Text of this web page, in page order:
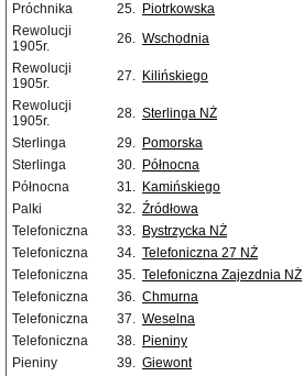
Próchnika
25. Piotrkowska
Rewolucji
1905r.
26. Wschodnia
Rewolucji
1905r.
27. Kilińskiego
Rewolucji
1905r.
28. Sterlinga NŻ
Sterlinga 29. Pomorska
Sterlinga
30. Północna
Północna
31. Kamińskiego
Palki
32. Źródłowa
Telefoniczna
33. Bystrzycka NŻ
Telefoniczna
34. Telefoniczna 27 NŻ
Telefoniczna
35. Telefoniczna Zajezdnia NŻ
Telefoniczna
36. Chmurna
Telefoniczna
37. Weselna
Telefoniczna
38. Pieniny
Pieniny
39. Giewont